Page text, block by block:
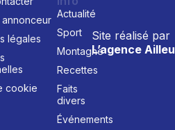
Site réalisé par
L’agence
légales
cookie
Actualité
Sport
Montagne
Recettes
Faits
divers
Événements